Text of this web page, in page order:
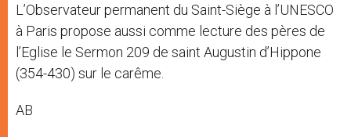
L’Observateur permanent du Saint-Siège à l’UNESCO
à Paris propose aussi comme lecture des pères de
l’Eglise le Sermon 209 de saint Augustin d’Hippone
(354-430) sur le carême.
AB